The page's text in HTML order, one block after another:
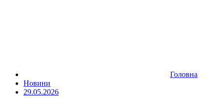
Головна
Новини
29.05.2026